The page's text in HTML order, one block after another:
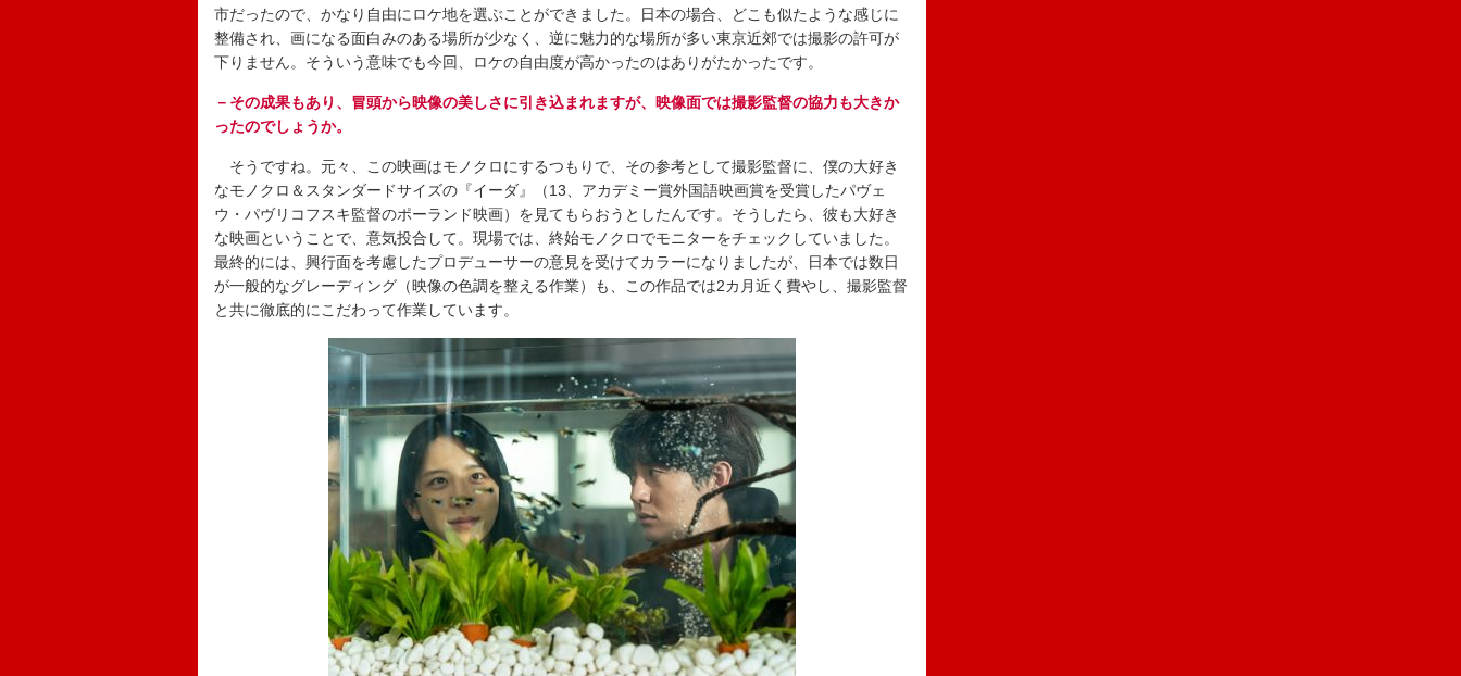
市だったので、かなり自由にロケ地を選ぶことができました。日本の場合、どこも似たような感じに
整備され、画になる面白みのある場所が少なく、逆に魅力的な場所が多い東京近郊では撮影の許可が
下りません。そういう意味でも今回、ロケの自由度が高かったのはありがたかったです。
－その成果もあり、冒頭から映像の美しさに引き込まれますが、映像面では撮影監督の協力も大きか
ったのでしょうか。
そうですね。元々、この映画はモノクロにするつもりで、その参考として撮影監督に、僕の大好き
なモノクロ＆スタンダードサイズの『イーダ』（13、アカデミー賞外国語映画賞を受賞したパヴェ
ウ・パヴリコフスキ監督のポーランド映画）を見てもらおうとしたんです。そうしたら、彼も大好き
な映画ということで、意気投合して。現場では、終始モノクロでモニターをチェックしていました。
最終的には、興行面を考慮したプロデューサーの意見を受けてカラーになりましたが、日本では数日
が一般的なグレーディング（映像の色調を整える作業）も、この作品では2カ月近く費やし、撮影監督
と共に徹底的にこだわって作業しています。